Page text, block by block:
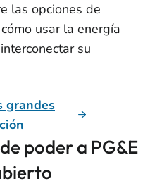
las opciones de
usar la energía
su
grandes
poder a PG&E